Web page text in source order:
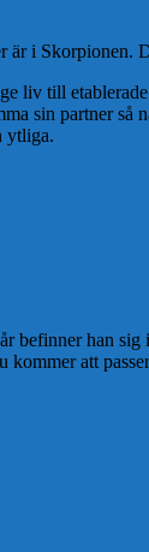
i Skorpionen.
liv till
sin partner
ytliga.
befinner han
att